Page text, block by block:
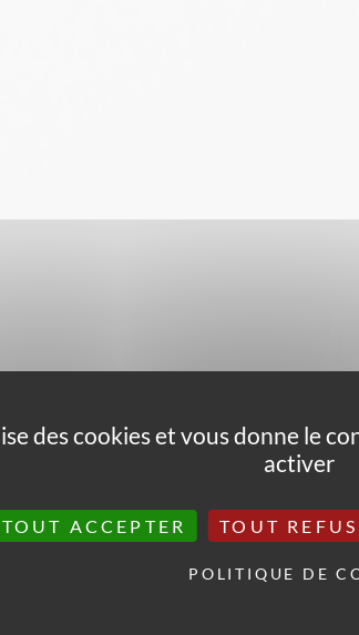
des cookies et vous donne le
activer
TOUT ACCEPTER TOUT
POLITIQUE DE